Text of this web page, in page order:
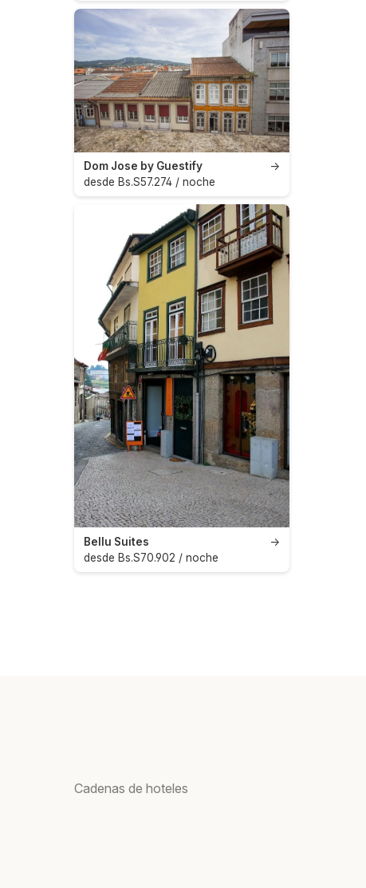
→
Dom Jose by Guestify
desde Bs.S57.274 / noche
→
Bellu Suites
desde Bs.S70.902 / noche
Cadenas de hoteles